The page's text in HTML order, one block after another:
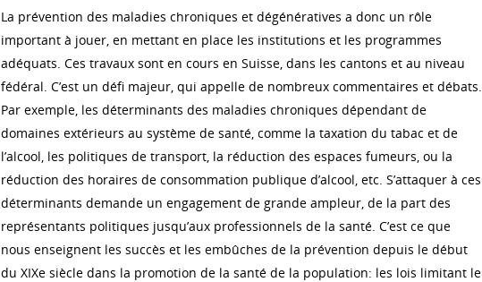
La prévention des maladies chroniques et dégénératives a donc un rôle
important à jouer, en mettant en place les institutions et les programmes
adéquats. Ces travaux sont en cours en Suisse, dans les cantons et au niveau
fédéral. C’est un défi majeur, qui appelle de nombreux commentaires et débats.
Par exemple, les déterminants des maladies chroniques dépendant de
domaines extérieurs au système de santé, comme la taxation du tabac et de
l’alcool, les politiques de transport, la réduction des espaces fumeurs, ou la
réduction des horaires de consommation publique d’alcool, etc. S’attaquer à ces
déterminants demande un engagement de grande ampleur, de la part des
représentants politiques jusqu’aux professionnels de la santé. C’est ce que
nous enseignent les succès et les embûches de la prévention depuis le début
du XIXe siècle dans la promotion de la santé de la population: les lois limitant le